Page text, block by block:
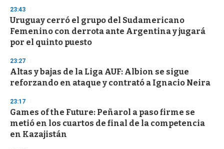
23:43
Uruguay cerró el grupo del Sudamericano
Femenino con derrota ante Argentina y jugará
por el quinto puesto
23:27
Altas y bajas de la Liga AUF: Albion se sigue
reforzando en ataque y contrató a Ignacio Neira
23:17
Games of the Future: Peñarol a paso firme se
metió en los cuartos de final de la competencia
en Kazajistán